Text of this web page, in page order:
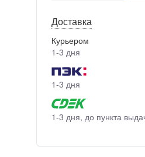
Доставка
Курьером
1-3 дня
1-3 дня
1-3 дня, до пункта